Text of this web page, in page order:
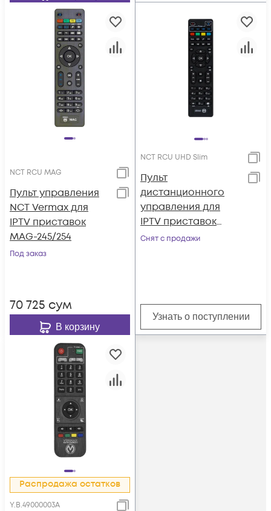
NCT RCU MAG
Пульт управления
NCT Vermax для
IPTV приставок
MAG-245/254
Под заказ
70 725 сум
В корзину
NCT RCU UHD Slim
Пульт
дистанционного
управления для
IPTV приставок
Vermax slim
Снят с продажи
Узнать о поступлении
Распродажа остатков
Y.B.49000003A